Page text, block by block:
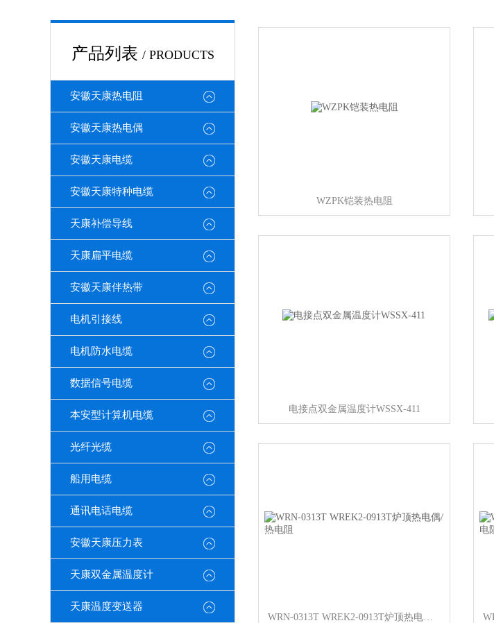
产品列表 / PRODUCTS
安徽天康热电阻
安徽天康热电偶
安徽天康电缆
安徽天康特种电缆
天康补偿导线
天康扁平电缆
安徽天康伴热带
电机引接线
电机防水电缆
数据信号电缆
本安型计算机电缆
光纤光缆
船用电缆
通讯电话电缆
安徽天康压力表
天康双金属温度计
天康温度变送器
WZPK铠装热电阻
电接点双金属温度计WSSX-411
WRN-0313T WREK2-0913T炉顶热电偶/热电阻